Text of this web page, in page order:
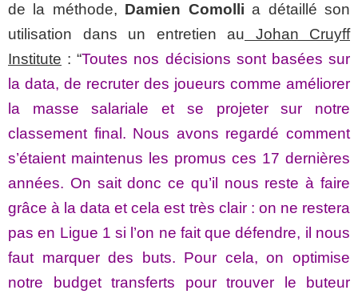
de la méthode, Damien Comolli a détaillé son
utilisation dans un entretien au Johan Cruyff
Institute :“Toutes nos décisions sont basées sur
la data, de recruter des joueurs comme améliorer
la masse salariale et se projeter sur notre
classement final. Nous avons regardé comment
s’étaient maintenus les promus ces 17 dernières
années. On sait donc ce qu’il nous reste à faire
grâce à la data et cela est très clair : on ne restera
pas en Ligue 1 si l’on ne fait que défendre, il nous
faut marquer des buts. Pour cela, on optimise
notre budget transferts pour trouver le buteur